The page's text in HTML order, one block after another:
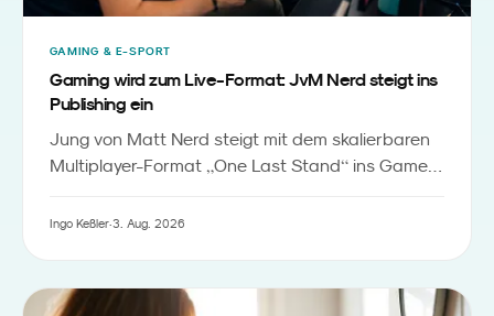
GAMING & E-SPORT
Gaming wird zum Live-Format: JvM Nerd steigt ins
Publishing ein
Jung von Matt Nerd steigt mit dem skalierbaren
Multiplayer-Format „One Last Stand“ ins Game-
Einstiegshürde für Markenaktivierungen in Roblox
Festivals und Familien-Events.
Ingo Keßler·3. Aug. 2026